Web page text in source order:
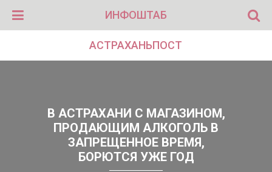
ИНФОШТАБ
АСТРАХАНЬПОСТ
В АСТРАХАНИ С МАГАЗИНОМ,
ПРОДАЮЩИМ АЛКОГОЛЬ В
ЗАПРЕЩЕННОЕ ВРЕМЯ,
БОРЮТСЯ УЖЕ ГОД